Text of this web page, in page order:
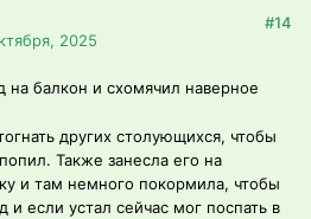
2025
#14
на балкон и схомячил наверное
других столующихся, чтобы
Также занесла его на
и там немного покормила, чтобы
если устал сейчас мог поспать в